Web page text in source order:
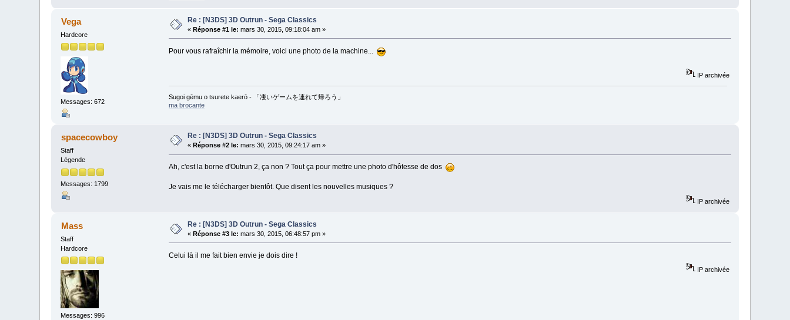
Vega
Hardcore
Messages: 672
Re : [N3DS] 3D Outrun - Sega Classics
«Réponse #1 le: mars 30, 2015, 09:18:04 am »
Pour vous rafraîchir la mémoire, voici une photo de la machine...
IP archivée
Sugoi gēmu o tsurete kaerō - 「凄いゲームを連れて帰ろう」
ma brocante
spacecowboy
Staff
Légende
Messages: 1799
Re : [N3DS] 3D Outrun - Sega Classics
« Réponse #2 le: mars 30, 2015, 09:24:17 am »
Ah, c'est la borne d'Outrun 2, ça non ? Tout ça pour mettre une photo d'hôtesse de dos
Je vais me le télécharger bientôt. Que disent les nouvelles musiques ?
IP archivée
Mass
Staff
Hardcore
Messages: 996
Re : [N3DS] 3D Outrun - Sega Classics
«Réponse #3 le: mars 30, 2015, 06:48:57 pm »
Celui là il me fait bien envie je dois dire !
IP archivée